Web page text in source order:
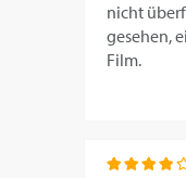
nicht
gesehen,
Film.